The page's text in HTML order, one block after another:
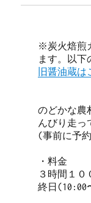
※炭火焙煎
旧醤油蔵は
のどかな農
んびり走っ
(事前に予
・料金
３時間１０
終日(10:00